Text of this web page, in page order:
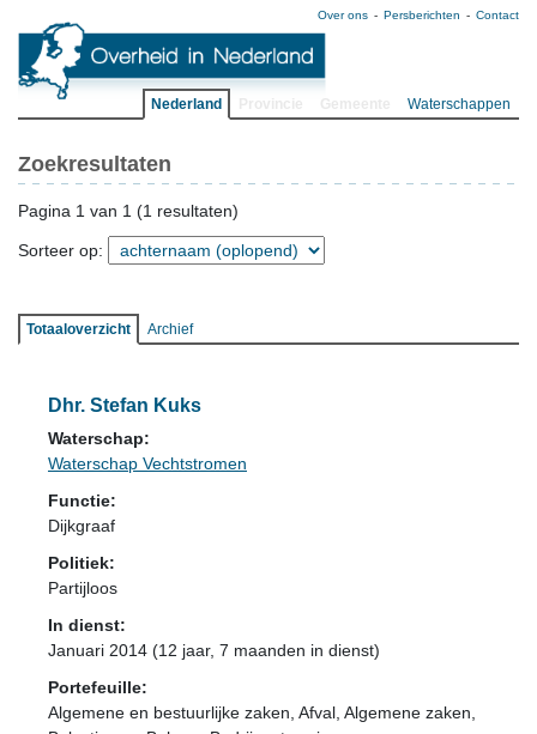
Over ons Persberichten Contact
Nederland Waterschappen
Zoekresultaten
Pagina 1 van 1 (1 resultaten)
Sorteer op:
Totaaloverzicht Archief
Dhr. Stefan Kuks
Waterschap:
Waterschap Vechtstromen
Functie:
Dijkgraaf
Politiek:
Partijloos
In dienst:
Januari 2014 (12 jaar, 7 maanden in dienst)
Portefeuille:
Algemene en bestuurlijke zaken, Afval, Algemene zaken,